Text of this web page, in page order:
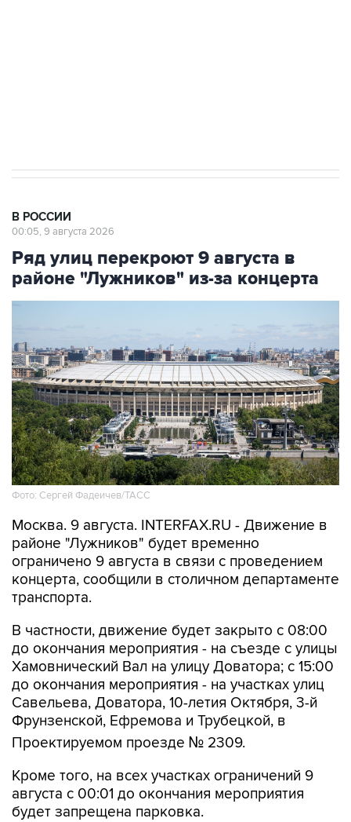
В РОССИИ
00:05, 9 августа 2026
Ряд улиц перекроют 9 августа в
районе "Лужников" из-за концерта
Фото: Сергей Фадеичев/ТАСС
Москва. 9 августа. INTERFAX.RU - Движение в
районе "Лужников" будет временно
ограничено 9 августа в связи с проведением
концерта, сообщили в столичном департаменте
транспорта.
В частности, движение будет закрыто с 08:00
до окончания мероприятия - на съезде с улицы
Хамовнический Вал на улицу Доватора; с 15:00
до окончания мероприятия - на участках улиц
Савельева, Доватора, 10-летия Октября, 3-й
Фрунзенской, Ефремова и Трубецкой, в
Проектируемом проезде № 2309.
Кроме того, на всех участках ограничений 9
августа с 00:01 до окончания мероприятия
будет запрещена парковка.